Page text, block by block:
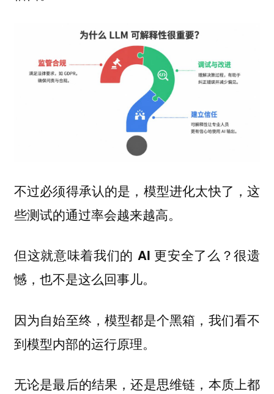
不过必须得承认的是，模型进化太快了，这
些测试的通过率会越来越高。
但这就意味着我们的 AI 更安全了么？很遗
憾，也不是这么回事儿。
因为自始至终，模型都是个黑箱，我们看不
到模型内部的运行原理。
无论是最后的结果，还是思维链，本质上都